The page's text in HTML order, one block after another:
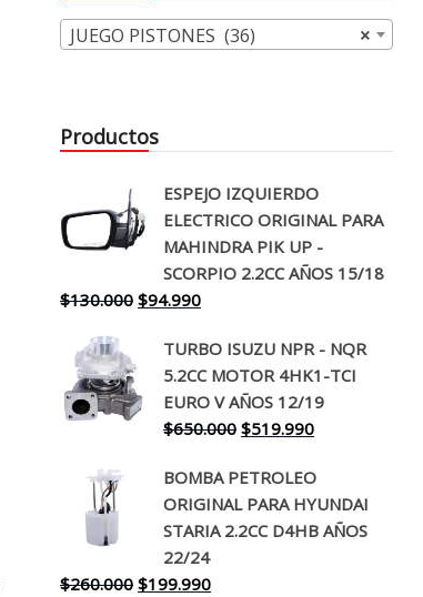
×
JUEGO PISTONES (36)
Productos
ESPEJO IZQUIERDO
ELECTRICO ORIGINAL PARA
MAHINDRA PIK UP -
SCORPIO 2.2CC AÑOS 15/18
$130.000 El
original
era:
$130.000.
$94.990El
actual
es:
$94.990.
TURBO ISUZU NPR - NQR
5.2CC MOTOR 4HK1-TCI
EURO V AÑOS 12/19
$650.000 El
original
era:
$650.000.
$519.990El
actual
es:
$519.990.
BOMBA PETROLEO
ORIGINAL PARA HYUNDAI
STARIA 2.2CC D4HB AÑOS
22/24
$260.000 El
$199.990El